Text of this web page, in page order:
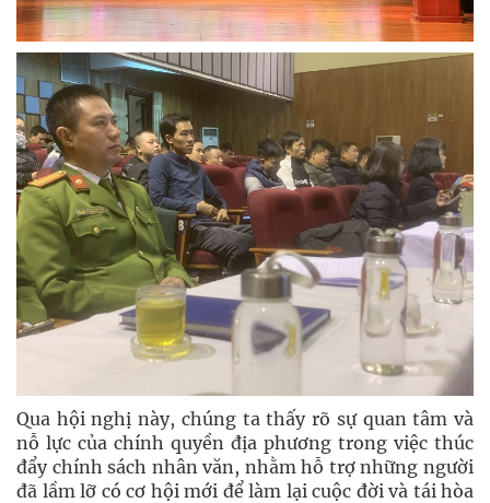
Qua hội nghị này, chúng ta thấy rõ sự quan tâm và
nỗ lực của chính quyền địa phương trong việc thúc
đẩy chính sách nhân văn, nhằm hỗ trợ những người
đã lầm lỡ có cơ hội mới để làm lại cuộc đời và tái hòa